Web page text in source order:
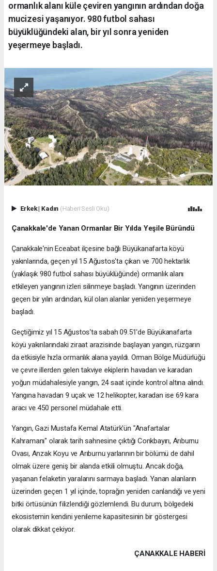
ormanlık alanı küle çeviren yangının ardından doğa
mucizesi yaşanıyor. 980 futbol sahası
büyüklüğündeki alan, bir yıl sonra yeniden
yeşermeye başladı.
Erkek| Kadın (Haberi Sesli Oku)
Çanakkale'de Yanan Ormanlar Bir Yılda Yeşile Büründü
Çanakkale'nin Eceabat ilçesine bağlı Büyükanafarta köyü
yakınlarında, geçen yıl 15 Ağustos'ta çıkan ve 700 hektarlık
(yaklaşık 980 futbol sahası büyüklüğünde) ormanlık alanı
etkileyen yangının izleri silinmeye başladı. Yangının üzerinden
geçen bir yılın ardından, kül olan alanlar yeniden yeşermeye
başladı.
Geçtiğimiz yıl 15 Ağustos'ta sabah 09.51'de Büyükanafarta
köyü yakınlarındaki ziraat arazisinde başlayan yangın, rüzgarın
da etkisiyle hızla ormanlık alana yayıldı. Orman Bölge Müdürlüğü
ve çevre illerden gelen takviye ekiplerin havadan ve karadan
yoğun müdahalesiyle yangın, 24 saat içinde kontrol altına alındı.
Yangına havadan 9 uçak ve 12 helikopter, karadan ise 69 kara
aracı ve 450 personel müdahale etti.
Yangın, Gazi Mustafa Kemal Atatürk'ün "Anafartalar
Kahramanı" olarak tarih sahnesine çıktığı Conkbayırı, Arıburnu
Ovası, Anzak Koyu ve Arıburnu yarlarının bir bölümü de dahil
olmak üzere geniş bir alanda etkili olmuştu. Ancak doğa,
yaşanan felaketin yaralarını sarmaya başladı. Yanan alanların
üzerinden geçen 1 yıl içinde, toprağın yeniden canlandığı ve yeni
bitki örtüsünün filizlendiği gözlemlendi. Bu durum, bölgedeki
ekosistemin kendini yenileme kapasitesinin bir göstergesi
olarak dikkat çekiyor.
ÇANAKKALE HABERİ